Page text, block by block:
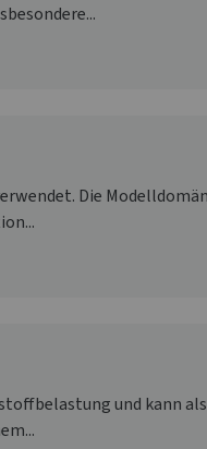
Die
und kann